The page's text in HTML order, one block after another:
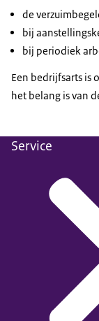
de
bij
bij periodiek
Een bedrijfsarts is
het belang is van
Service